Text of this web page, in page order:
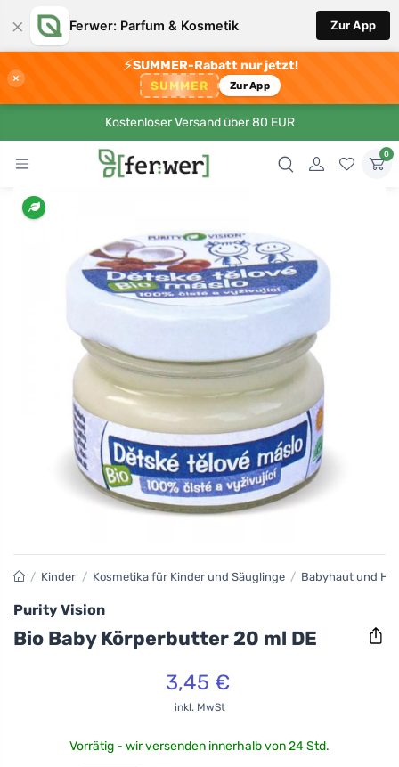
× Ferwer: Parfum & Kosmetik Zur App
×
⚡SUMMER-Rabatt nur jetzt!
SUMMER Zur App
Kostenloser Versand über 80 EUR
0
/ Kinder / Kosmetika für Kinder und Säuglinge / Babyhaut und
Purity Vision
Bio Baby Körperbutter 20 ml DE
3,45 €
inkl. MwSt
Vorrätig - wir versenden innerhalb von 24 Std.